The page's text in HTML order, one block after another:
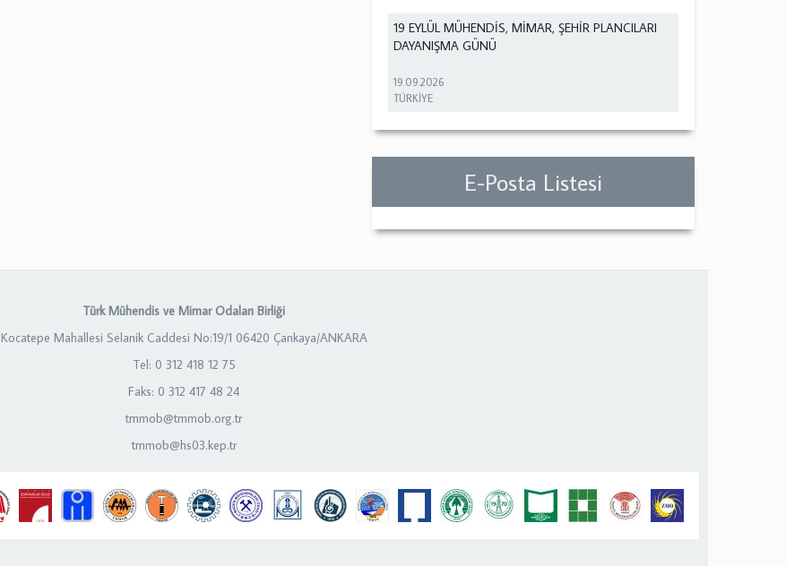
19 EYLÜL MÜHENDİS, MİMAR, ŞEHİR PLANCILARI
DAYANIŞMA GÜNÜ
19.09.2026
TÜRKİYE
E-Posta Listesi
Türk Mühendis ve Mimar Odaları Birliği
Kocatepe Mahallesi Selanik Caddesi No:19/1 06420 Çankaya/ANKARA
Tel: 0 312 418 12 75
Faks: 0 312 417 48 24
tmmob@tmmob.org.tr
tmmob@hs03.kep.tr